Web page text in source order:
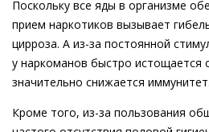
Поскольку все яды в организме
прием наркотиков вызывает
цирроза. А из-за постоянной
у наркоманов быстро истощается
значительно снижается иммунитет.
Кроме того, из-за пользования